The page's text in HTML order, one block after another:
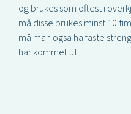
og brukes som oftest i
må disse brukes minst 10
må man også ha faste
har kommet ut.